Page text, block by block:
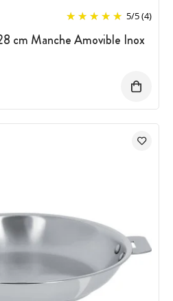
5/5(4)
cm Manche Amovible Inox